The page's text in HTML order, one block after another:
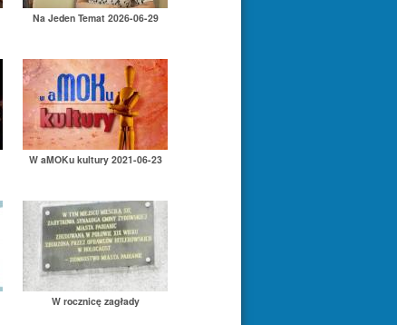
Na Jeden Temat 2026-06-29
W aMOKu kultury 2021-06-23
W rocznicę zagłady